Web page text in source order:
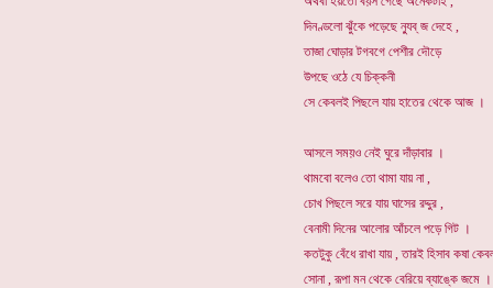
দিনণ্ডলো ঝুঁকে পড়েছে ন্যুব্ জ দেহে ,
তাজা ঘোড়ার টগবগে পেশীর দৌড়ে
উপছে ওঠে যে চিক্কনী
সে কেবলই পিছলে যায় হাতের থেকে আজ ।
আসলে সময়ও নেই ঘুরে দাঁড়াবার ।
থামবো বলেও তো থামা যায় না ,
চোখ পিছলে সরে যায় ঘাসের রদ্দুর ,
বেনামী দিনের আলোর আঁচলে পড়ে গিট ।
কতটুকু বেঁধে রাখা যায় , তারই হিসাব কষা
সোনা , রূপা মন থেকে বেরিয়ে ব্যাঙ্কে জমে ।